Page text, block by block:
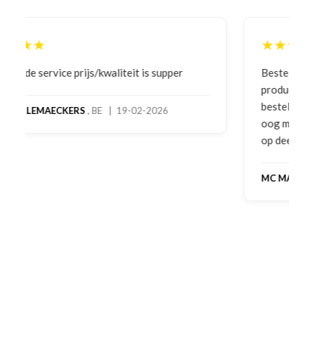
★★★★★
Bestelling gedaan vanwege goede prijzen en
bestelling al ontvangen met gifts, waardoor je